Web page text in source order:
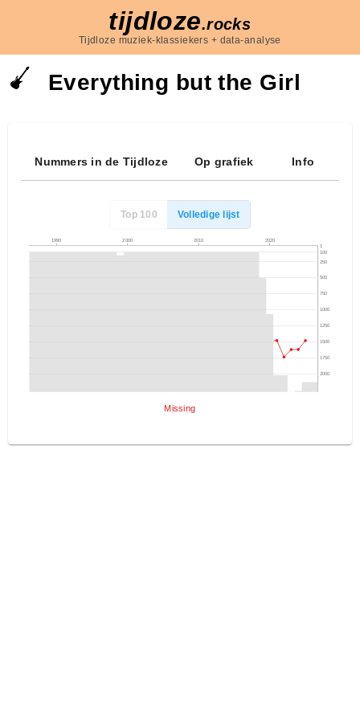
tijdloze.rocks
Tijdloze muziek-klassiekers + data-analyse
Everything but the Girl
Nummers in de Tijdloze Op grafiek Info
Top 100 Volledige lijst
1990 2000 2010 2020
1
100
250
500
750
1000
1250
1500
1750
2000
Missing